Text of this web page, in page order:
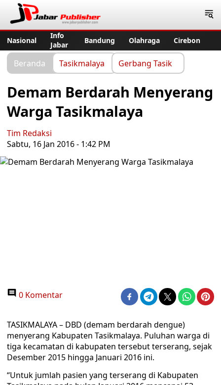
Nasional
Info
Jabar
Bandung Olahraga Cirebon
Beranda Tasikmalaya Gerbang Tasik
Demam Berdarah Menyerang
Warga Tasikmalaya
Tim Redaksi
Sabtu, 16 Jan 2016 - 1:42 PM
0 Komentar
TASIKMALAYA – DBD (demam berdarah dengue)
menyerang Kabupaten Tasikmalaya. Puluhan warga di
tiga kecamatan di kabupaten tersebut terserang, sejak
Desember 2015 hingga Januari 2016 ini.
“Untuk jumlah pasien yang terserang di Kabupaten